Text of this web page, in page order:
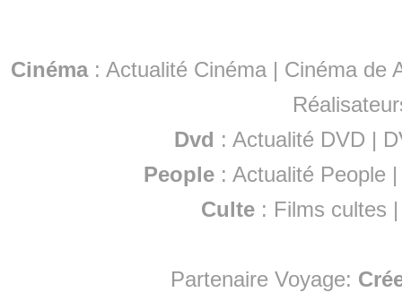
Cinéma: Actualité Cinéma | Cinéma de
Dvd : Actualité DVD |
People :Actualité People
Culte : Films cultes
Partenaire Voyage: